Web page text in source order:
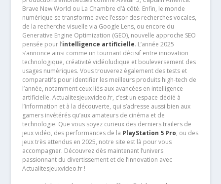
Brave New World ou La Chambre d’à côté. Enfin, le monde
numérique se transforme avec l’essor des recherches vocales,
de la recherche visuelle via Google Lens, ou encore du
Generative Engine Optimization (GEO), nouvelle approche SEO
pensée pour l’intelligence artificielle. L’année 2025
s’annonce ainsi comme un tournant décisif entre innovation
technologique, créativité vidéoludique et bouleversement des
usages numériques. Vous trouverez également des tests et
comparatifs pour identifier les meilleurs produits high-tech de
l’année, notamment ceux liés aux avancées en intelligence
artificielle. Actualitesjeuxvideo.fr, c’est un espace dédié à
l’information et à la découverte, qui s’adresse aussi bien aux
gamers invétérés qu’aux amateurs de cinéma et de
technologie. Que vous soyez curieux des derniers trailers de
jeux vidéo, des performances de la PlayStation 5 Pro, ou des
jeux très attendus en 2025, notre site est là pour vous
accompagner. Découvrez dès maintenant l’univers
passionnant du divertissement et de l’innovation avec
Actualitesjeuxvideo.fr !